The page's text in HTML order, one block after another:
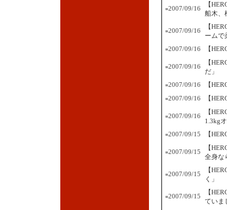
■2007/09/16
【
船木、
■2007/09/16
【
ームで
■2007/09/16 【
■2007/09/16
【
だ」
■2007/09/16 【
■2007/09/16 【
■2007/09/16
【
1.3kg
■2007/09/15 【
■2007/09/15
【
全身な
■2007/09/15
【
く」
■2007/09/15
【
ていま